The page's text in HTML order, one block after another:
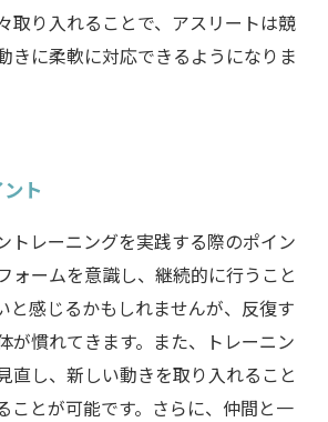
取り入れることで、アスリートは競
きに柔軟に対応できるようになりま
ト
トレーニングを実践する際のポイン
ォームを意識し、継続的に行うこと
と感じるかもしれませんが、反復す
が慣れてきます。また、トレーニン
直し、新しい動きを取り入れること
ことが可能です。さらに、仲間と一